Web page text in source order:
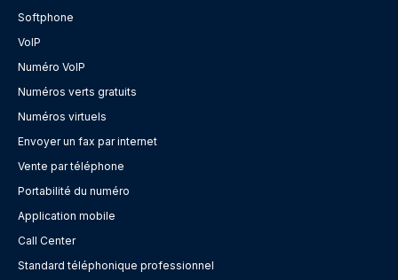
Softphone
VoIP
Numéro VoIP
Numéros verts gratuits
Numéros virtuels
Envoyer un fax par internet
Vente par téléphone
Portabilité du numéro
Application mobile
Call Center
Standard téléphonique professionnel